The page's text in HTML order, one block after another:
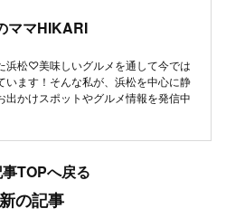
ママHIKARI
浜松♡美味しいグルメを通して今では
います！そんな私が、浜松を中心に静
出かけスポットやグルメ情報を発信中
TOPへ戻る
の記事